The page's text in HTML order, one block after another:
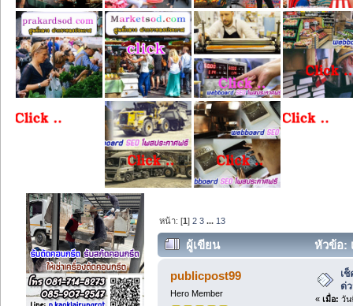
หน้า: [1]2 3 ... 13
ผู้เขียน
หัวข้อ:
ครั้ง)
publicpost99
Hero Member
เ
ด่
« เมื่อ: วัน